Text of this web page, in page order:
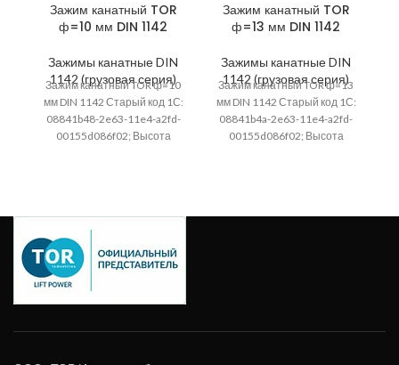
Зажим канатный TOR
ф=10 мм DIN 1142
Зажимы канатные DIN
1142 (грузовая серия)
Зажим канатный TOR ф=10
мм DIN 1142 Старый код 1С:
08841b48-2e63-11e4-a2fd-
00155d086f02; Высота
Зажим канатный TOR
ф=13 мм DIN 1142
Зажимы канатные DIN
1142 (грузовая серия)
Зажим канатный TOR ф=13
мм DIN 1142 Старый код 1С:
08841b4a-2e63-11e4-a2fd-
00155d086f02; Высота